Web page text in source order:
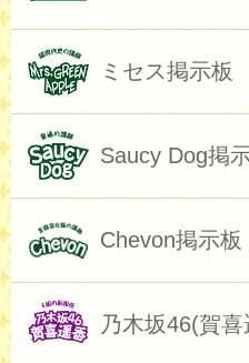
ミセス掲示板
Saucy Dog掲
Chevon掲示板
乃木坂46(賀